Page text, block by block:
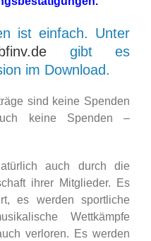
ist einfach. Unter
gibt es
im Download.
sind keine Spenden
keine Spenden –
auch durch die
ihrer Mitglieder. Es
es werden sportliche
Wettkämpfe
verloren. Es werden